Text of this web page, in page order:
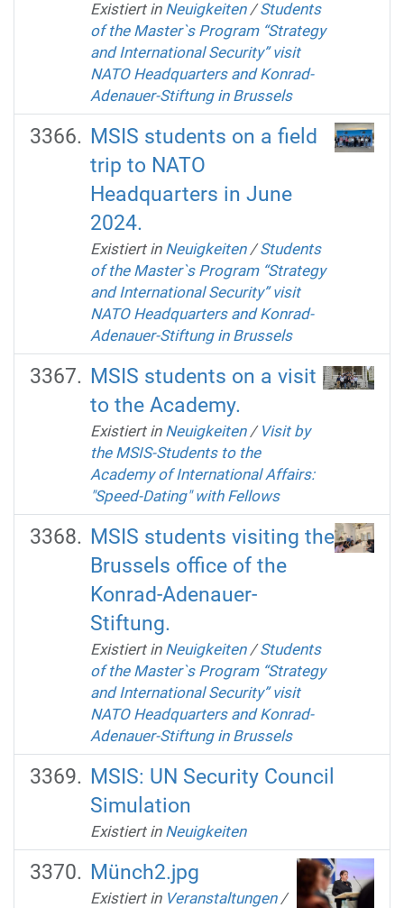
Existiert in Neuigkeiten /Students
of the Master`s Program “Strategy
and International Security” visit
NATO Headquarters and Konrad-
Adenauer-Stiftung in Brussels
MSIS students on a field
trip to NATO
Headquarters in June
2024.
Existiert in Neuigkeiten /Students
of the Master`s Program “Strategy
and International Security” visit
NATO Headquarters and Konrad-
Adenauer-Stiftung in Brussels
MSIS students on a visit
to the Academy.
Existiert in Neuigkeiten / Visit by
the MSIS-Students to the
Academy of International Affairs:
"Speed-Dating" with Fellows
MSIS students visiting the
Brussels office of the
Konrad-Adenauer-
Stiftung.
Existiert in Neuigkeiten /Students
of the Master`s Program “Strategy
and International Security” visit
NATO Headquarters and Konrad-
Adenauer-Stiftung in Brussels
MSIS: UN Security Council
Simulation
Existiert in Neuigkeiten
Münch2.jpg
Existiert in Veranstaltungen /